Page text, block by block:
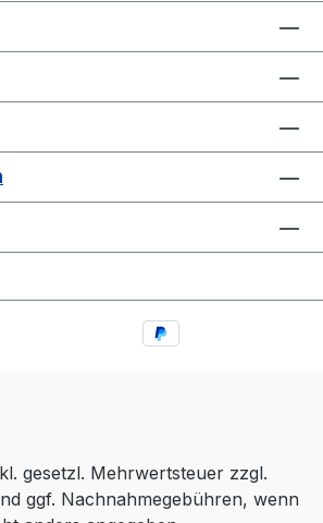
gesetzl. Mehrwertsteuer zzgl.
ggf. Nachnahmegebühren, wenn